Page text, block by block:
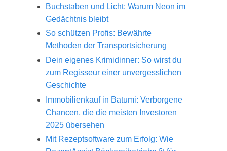
Buchstaben und Licht: Warum Neon im
Gedächtnis bleibt
So schützen Profis: Bewährte
Methoden der Transportsicherung
Dein eigenes Krimidinner: So wirst du
zum Regisseur einer unvergesslichen
Geschichte
Immobilienkauf in Batumi: Verborgene
Chancen, die die meisten Investoren
2025 übersehen
Mit Rezeptsoftware zum Erfolg: Wie